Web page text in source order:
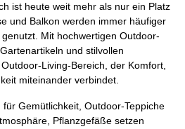
ist heute weit mehr als nur ein Platz
und Balkon werden immer häufiger
Mit hochwertigen Outdoor-
und stilvollen
Living-Bereich, der Komfort,
miteinander verbindet.
Gemütlichkeit, Outdoor-Teppiche
Pflanzgefäße setzen